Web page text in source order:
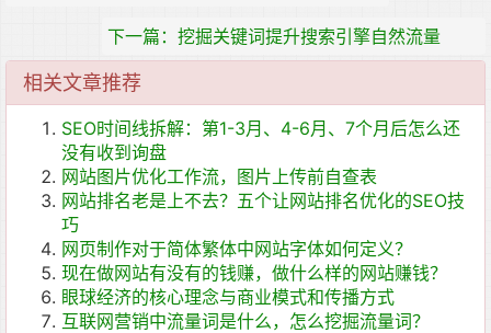
下一篇：挖掘关键词提升搜索引擎自然流量
相关文章推荐
SEO时间线拆解：第1-3月、4-6月、7个月后怎么还
没有收到询盘
网站图片优化工作流，图片上传前自查表
网站排名老是上不去？五个让网站排名优化的SEO技
巧
网页制作对于简体繁体中网站字体如何定义？
现在做网站有没有的钱赚，做什么样的网站赚钱？
眼球经济的核心理念与商业模式和传播方式
互联网营销中流量词是什么，怎么挖掘流量词？